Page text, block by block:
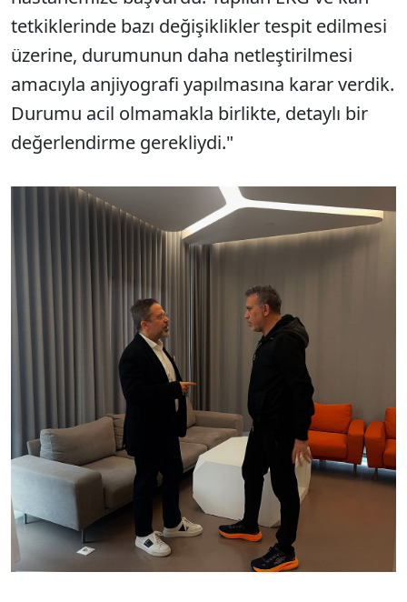
tetkiklerinde bazı değişiklikler tespit edilmesi
üzerine, durumunun daha netleştirilmesi
amacıyla anjiyografi yapılmasına karar verdik.
Durumu acil olmamakla birlikte, detaylı bir
değerlendirme gerekliydi."